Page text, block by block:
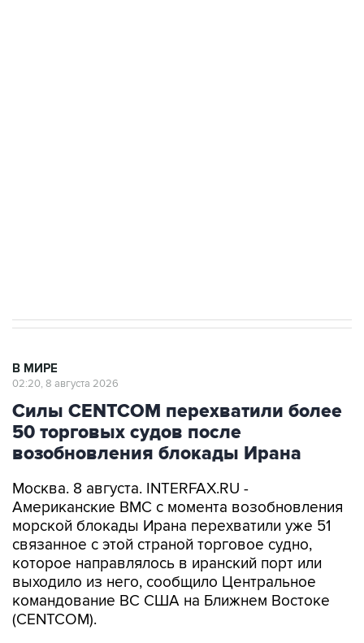
В МИРЕ
02:20, 8 августа 2026
Силы CENTCOM перехватили более
50 торговых судов после
возобновления блокады Ирана
Москва. 8 августа. INTERFAX.RU -
Американские ВМС с момента возобновления
морской блокады Ирана перехватили уже 51
связанное с этой страной торговое судно,
которое направлялось в иранский порт или
выходило из него, сообщило Центральное
командование ВС США на Ближнем Востоке
(CENTCOM).